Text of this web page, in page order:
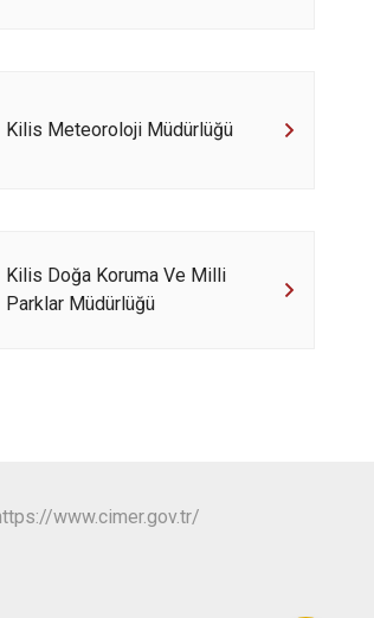
Kilis Meteoroloji Müdürlüğü
Kilis Doğa Koruma Ve Milli
Parklar Müdürlüğü